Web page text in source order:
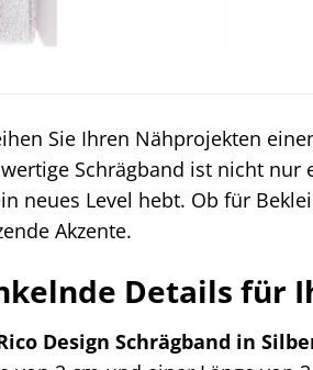
Sie Ihren Nähprojekten
Schrägband ist nicht nur
neues Level hebt. Ob für
Akzente.
Details für
Design Schrägband in